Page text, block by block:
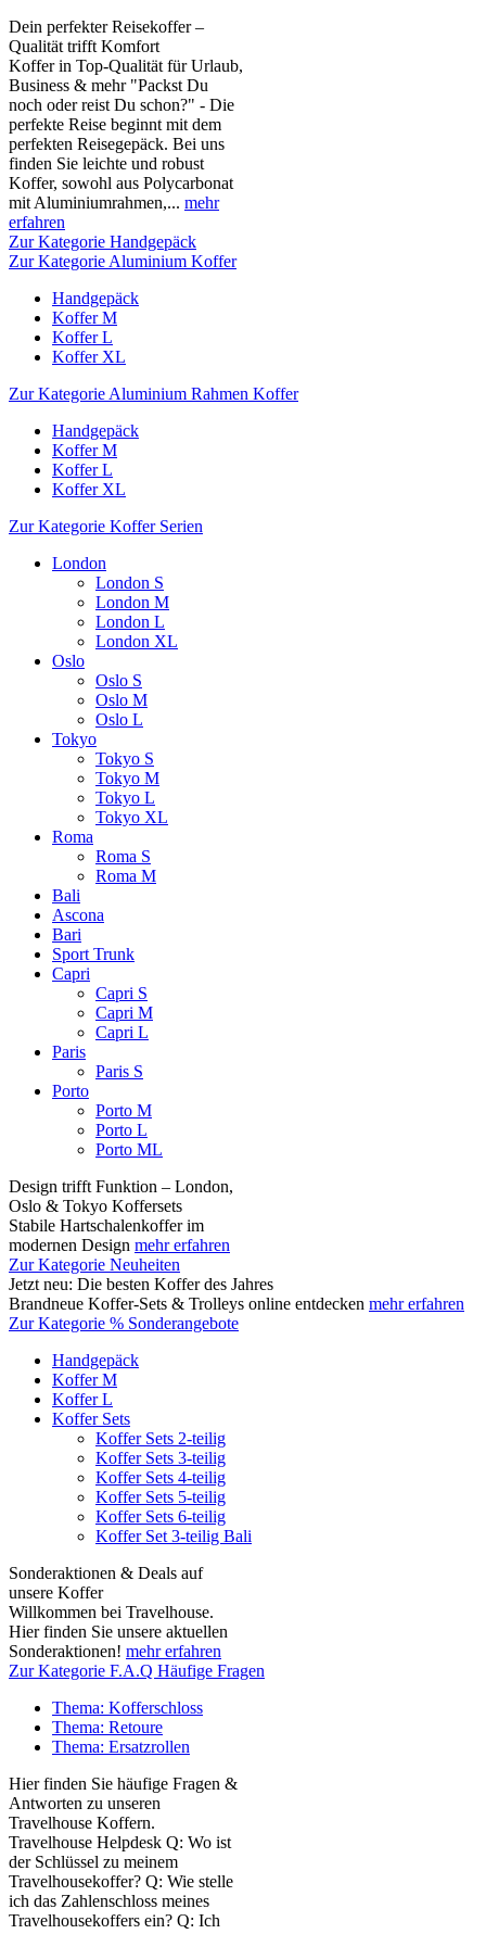
Dein perfekter Reisekoffer –
Qualität trifft Komfort
Koffer in Top-Qualität für Urlaub,
Business & mehr "Packst Du
noch oder reist Du schon?" - Die
perfekte Reise beginnt mit dem
perfekten Reisegepäck. Bei uns
finden Sie leichte und robust
Koffer, sowohl aus Polycarbonat
mit Aluminiumrahmen,... mehr
erfahren
Zur Kategorie Handgepäck
Zur Kategorie Aluminium Koffer
Handgepäck
Koffer M
Koffer L
Koffer XL
Zur Kategorie Aluminium Rahmen Koffer
Handgepäck
Koffer M
Koffer L
Koffer XL
Zur Kategorie Koffer Serien
London
London S
London M
London L
London XL
Oslo
Oslo S
Oslo M
Oslo L
Tokyo
Tokyo S
Tokyo M
Tokyo L
Tokyo XL
Roma
Roma S
Roma M
Bali
Ascona
Bari
Sport Trunk
Capri
Capri S
Capri M
Capri L
Paris
Paris S
Porto
Porto M
Porto L
Porto ML
Design trifft Funktion – London,
Oslo & Tokyo Koffersets
Stabile Hartschalenkoffer im
modernen Design mehr erfahren
Zur Kategorie Neuheiten
Jetzt neu: Die besten Koffer des Jahres
Brandneue Koffer-Sets & Trolleys online entdecken mehr erfahren
Zur Kategorie % Sonderangebote
Handgepäck
Koffer M
Koffer L
Koffer Sets
Koffer Sets 2-teilig
Koffer Sets 3-teilig
Koffer Sets 4-teilig
Koffer Sets 5-teilig
Koffer Sets 6-teilig
Koffer Set 3-teilig Bali
Sonderaktionen & Deals auf
unsere Koffer
Willkommen bei Travelhouse.
Hier finden Sie unsere aktuellen
Sonderaktionen! mehr erfahren
Zur Kategorie F.A.Q Häufige Fragen
Thema: Kofferschloss
Thema: Retoure
Thema: Ersatzrollen
Hier finden Sie häufige Fragen &
Antworten zu unseren
Travelhouse Koffern.
Travelhouse Helpdesk Q: Wo ist
der Schlüssel zu meinem
Travelhousekoffer? Q: Wie stelle
ich das Zahlenschloss meines
Travelhousekoffers ein? Q: Ich